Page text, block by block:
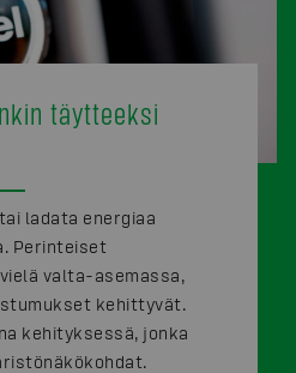
täytteeksi
ladata energiaa
Perinteiset
valta-asemassa,
kehittyvät.
kehityksessä, jonka